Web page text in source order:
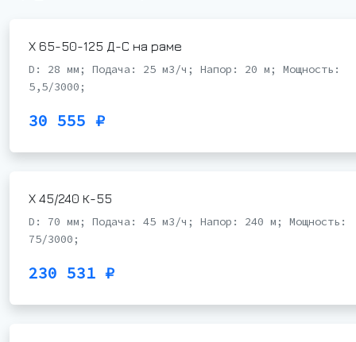
Х 65-50-125 Д-С на раме
D: 28 мм; Подача: 25 м3/ч; Напор: 20 м; Мощность:
5,5/3000;
30 555 ₽
Х 45/240 К-55
D: 70 мм; Подача: 45 м3/ч; Напор: 240 м; Мощность:
75/3000;
230 531 ₽